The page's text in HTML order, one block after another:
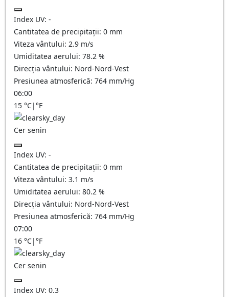
Index UV: -
Cantitatea de precipitații: 0 mm
Viteza vântului: 2.9 m/s
Umiditatea aerului: 78.2 %
Direcția vântului: Nord-Nord-Vest
Presiunea atmosferică: 764 mm/Hg
06:00
15 °C|°F
Cer senin
Index UV: -
Cantitatea de precipitații: 0 mm
Viteza vântului: 3.1 m/s
Umiditatea aerului: 80.2 %
Direcția vântului: Nord-Nord-Vest
Presiunea atmosferică: 764 mm/Hg
07:00
16 °C|°F
Cer senin
Index UV: 0.3